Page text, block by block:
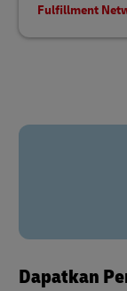
Fulfillment
Dapatkan